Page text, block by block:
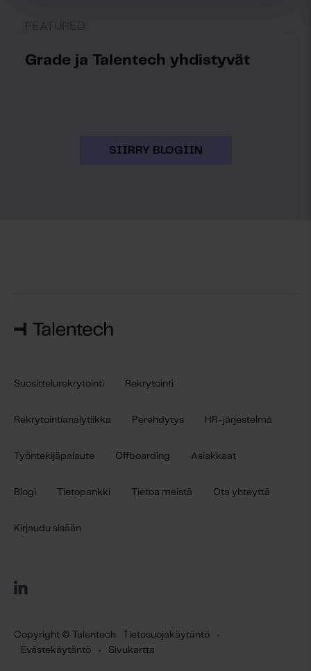
Grade ja Talentech yhdistyvät
SIIRRY BLOGIIN
Suosittelurekrytointi Rekrytointi
Rekrytointianalytiikka Perehdytys HR-järjestelmä
Työntekijäpalaute Offboarding Asiakkaat
Blogi Tietopankki Tietoa meistä Ota yhteyttä
Kirjaudu sisään
Copyright © Talentech Tietosuojakäytäntö
•
Evästekäytäntö
• Sivukartta